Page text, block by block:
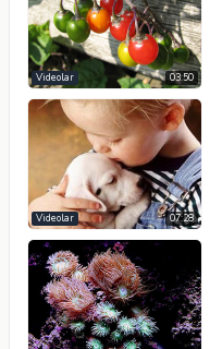
03:50
Videolar
07:28
Videolar